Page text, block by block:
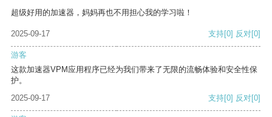
超级好用的加速器，妈妈再也不用担心我的学习啦！
2025-09-17 支持[0] 反对[0]
游客
这款加速器VPM应用程序已经为我们带来了无限的流畅体验和安全性保
护。
2025-09-17
支持[0] 反对[0]